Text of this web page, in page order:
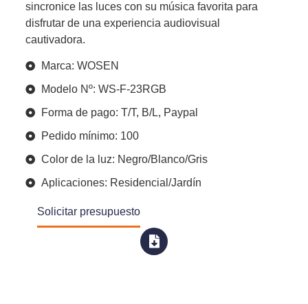
sincronice las luces con su música favorita para
disfrutar de una experiencia audiovisual
cautivadora.
Marca: WOSEN
Modelo Nº: WS-F-23RGB
Forma de pago: T/T, B/L, Paypal
Pedido mínimo: 100
Color de la luz: Negro/Blanco/Gris
Aplicaciones: Residencial/Jardín
Solicitar presupuesto